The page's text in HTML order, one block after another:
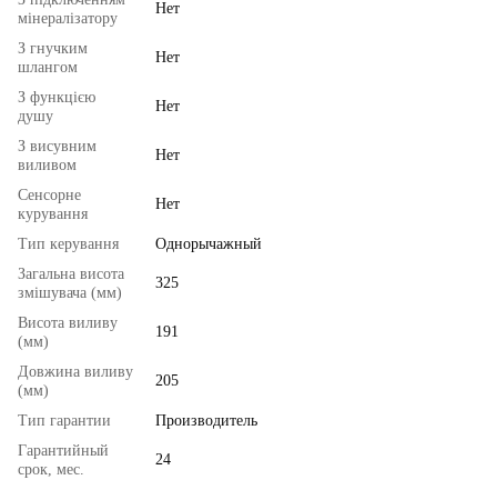
мінералізатору
Нет
З гнучким
шлангом
Нет
З функцією
душу
Нет
З висувним
виливом
Нет
Сенсорне
курування
Нет
Тип керування
Однорычажный
Загальна висота
змішувача (мм)
325
Висота виливу
(мм)
191
Довжина виливу
(мм)
205
Тип гарантии
Производитель
Гарантийный
срок, мес.
24